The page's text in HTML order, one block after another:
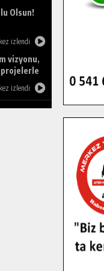
Olsun!
izlendi
vizyonu,
projelerle
izlendi